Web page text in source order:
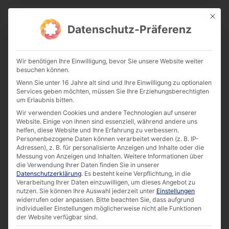
Download Center
Brochure | Self Service Technology for
Restaurants [EN]
Download
16508 downloads
7.26 MB
This
Datenschutz-Präferenz
Wir benötigen Ihre Einwilligung, bevor Sie unsere Website weiter
besuchen können.
Wenn Sie unter 16 Jahre alt sind und Ihre Einwilligung zu optionalen
Services geben möchten, müssen Sie Ihre Erziehungsberechtigten
um Erlaubnis bitten.
Wir verwenden Cookies und andere Technologien auf unserer
Website. Einige von ihnen sind essenziell, während andere uns
helfen, diese Website und Ihre Erfahrung zu verbessern.
Personenbezogene Daten können verarbeitet werden (z. B. IP-
Adressen), z. B. für personalisierte Anzeigen und Inhalte oder die
Messung von Anzeigen und Inhalten. Weitere Informationen über
die Verwendung Ihrer Daten finden Sie in unserer
Datenschutzerklärung. Es besteht keine Verpflichtung, in die
Verarbeitung Ihrer Daten einzuwilligen, um dieses Angebot zu
nutzen. Sie können Ihre Auswahl jederzeit unter Einstellungen
widerrufen oder anpassen. Bitte beachten Sie, dass aufgrund
individueller Einstellungen möglicherweise nicht alle Funktionen
der Website verfügbar sind.